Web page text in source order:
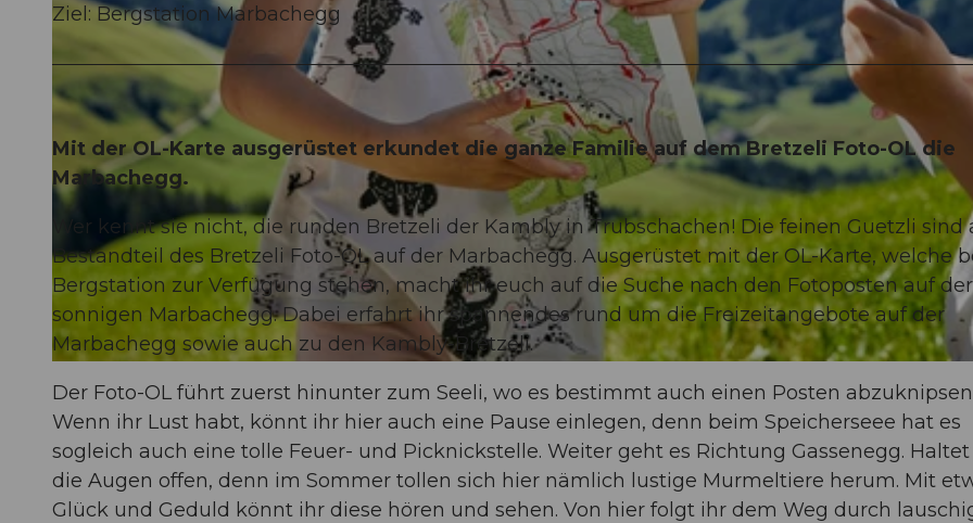
Ziel: Bergstation Marbachegg
Mit der OL-Karte ausgerüstet erkundet die ganze Familie auf dem Bretzeli Foto-OL die
Marbachegg.
Wer kennt sie nicht, die runden Bretzeli der Kambly in Trubschachen! Die feinen Guetzli sind
Bestandteil des Bretzeli Foto-OL auf der Marbachegg. Ausgerüstet mit der OL-Karte, welche
Bergstation zur Verfügung stehen, macht ihr euch auf die Suche nach den Fotoposten auf der
sonnigen Marbachegg. Dabei erfahrt ihr spannendes rund um die Freizeitangebote auf der
Marbachegg sowie auch zu den Kambly-Bretzeli.
Der Foto-OL führt zuerst hinunter zum Seeli, wo es bestimmt auch einen Posten
Wenn ihr Lust habt, könnt ihr hier auch eine Pause einlegen, denn beim Speicherseee hat es
sogleich auch eine tolle Feuer- und Picknickstelle. Weiter geht es Richtung Gassenegg.
die Augen offen, denn im Sommer tollen sich hier nämlich lustige Murmeltiere herum. Mit
Glück und Geduld könnt ihr diese hören und sehen. Von hier folgt ihr dem Weg durch